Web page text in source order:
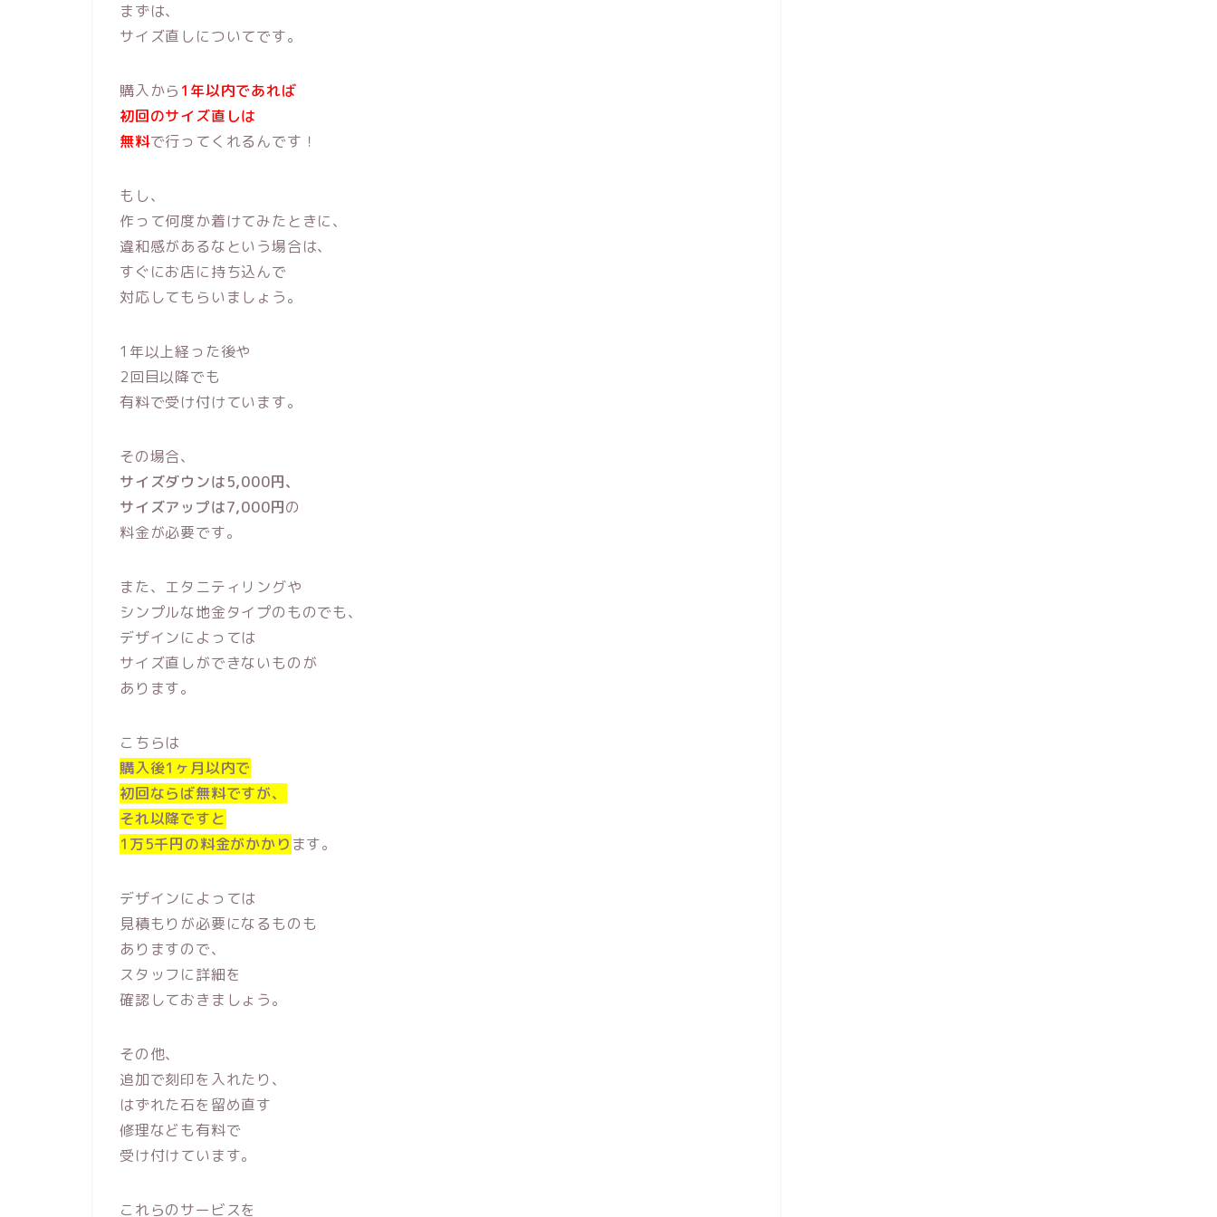
まずは、
サイズ直しについてです。
購入から 1年以内であれば
初回のサイズ直しは
無料で行ってくれるんです！
もし、
作って何度か着けてみたときに、
違和感があるなという場合は、
すぐにお店に持ち込んで
対応してもらいましょう。
1年以上経った後や
2回目以降でも
有料で受け付けています。
その場合、
サイズダウンは5,000円、
サイズアップは7,000円の
料金が必要です。
また、エタニティリングや
シンプルな地金タイプのものでも、
デザインによっては
サイズ直しができないものが
あります。
こちらは
購入後1ヶ月以内で
初回ならば無料ですが、
それ以降ですと
1万5千円の料金がかかり ます。
デザインによっては
見積もりが必要になるものも
ありますので、
スタッフに詳細を
確認しておきましょう。
その他、
追加で刻印を入れたり、
はずれた石を留め直す
修理なども有料で
受け付けています。
これらのサービスを